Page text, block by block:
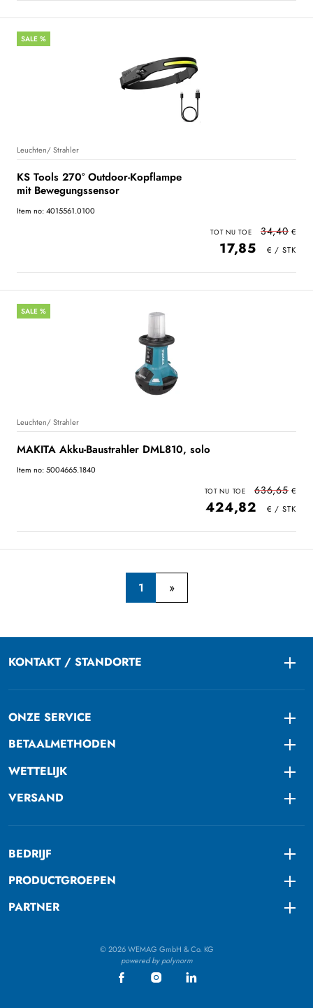
SALE %
Leuchten/ Strahler
KS Tools 270° Outdoor-Kopflampe
mit Bewegungssensor
Item no: 4015561.0100
34,40
17,85
SALE %
Leuchten/ Strahler
MAKITA Akku-Baustrahler DML810, solo
Item no: 5004665.1840
636,65
424,82
1
KONTAKT / STANDORTE
ONZE SERVICE
BETAALMETHODEN
WETTELIJK
VERSAND
BEDRIJF
PRODUCTGROEPEN
PARTNER
© 2026 WEMAG GmbH & Co. KG
powered by polynorm